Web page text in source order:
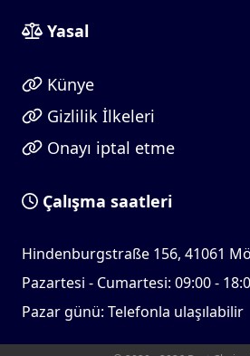
Yasal
Künye
Gizlilik İlkeleri
Onayı iptal etme
Çalışma saatleri
Hindenburgstraße 156, 41061
Pazartesi - Cumartesi: 09:00 -
Pazar günü: Telefonla ulaşılabilir